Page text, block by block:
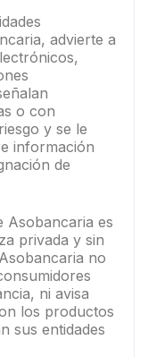
advierte a
o con
y se le
información
de
Asobancaria es
privada y sin
no
ni avisa
los productos
sus entidades